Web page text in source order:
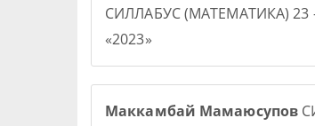
СИЛЛАБУС (МАТЕМАТИКА) 23 -
«2023»
Маккамбай Мамаюсупов